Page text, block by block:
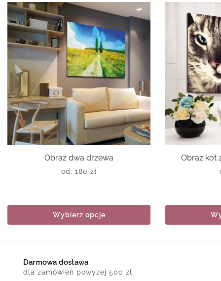
Obraz dwa drzewa
od: 180 zł
Wybierz opcje
Obraz kot
Darmowa dostawa
dla zamówień powyżej 500 zł